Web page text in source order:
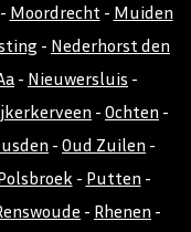
Moordrecht- Muiden
- Nederhorst den
- Nieuwersluis -
- Ochten -
- Oud Zuilen -
- Putten -
- Rhenen -